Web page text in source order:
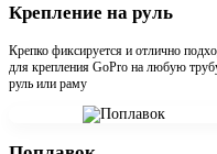
Крепление на руль
Крепко фиксируется и отлично
для крепления GoPro на любую
руль или раму